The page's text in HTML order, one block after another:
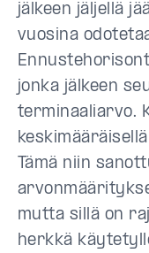
jälkeen jäljellä
vuosina
jonka jälkeen
terminaaliarvo.
Tämä niin
mutta sillä on
herkkä